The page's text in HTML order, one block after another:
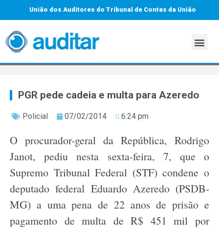
União dos Auditores do Tribunal de Contas da União
PGR pede cadeia e multa para Azeredo
Policial 07/02/2014 6:24 pm
O procurador-geral da República, Rodrigo
Janot, pediu nesta sexta-feira, 7, que o
Supremo Tribunal Federal (STF) condene o
deputado federal Eduardo Azeredo (PSDB-
MG) a uma pena de 22 anos de prisão e
pagamento de multa de R$ 451 mil por